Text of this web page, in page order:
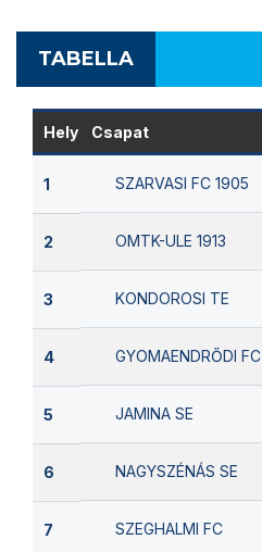
TABELLA
Hely Csapat
1 SZARVASI FC 1905
2 OMTK-ULE 1913
3 KONDOROSI TE
4 GYOMAENDRŐDI FC
5 JAMINA SE
6 NAGYSZÉNÁS SE
7 SZEGHALMI FC